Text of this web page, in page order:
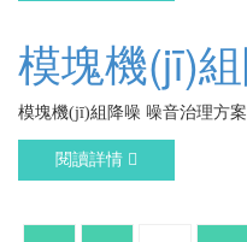
模塊機(jī)
模塊機(jī)組降噪 噪音治理方案
閱讀詳情